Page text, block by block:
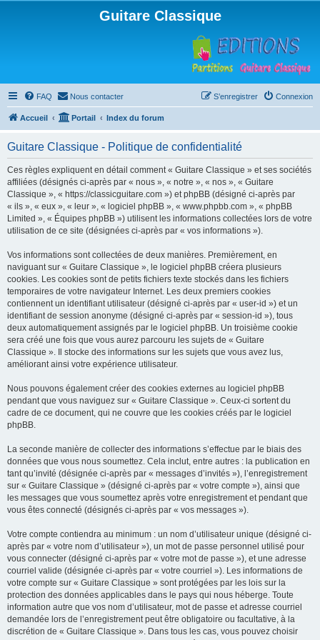
Guitare Classique
FAQ Nous contacter Connexion
S’enregistrer
Accueil Portail Index du forum
Guitare Classique - Politique de confidentialité
Ces règles expliquent en détail comment « Guitare Classique » et ses sociétés
affiliées (désignés ci-après par « nous », « notre », « nos », « Guitare
Classique », « https://classicguitare.com ») et phpBB (désigné ci-après par
« ils », « eux », « leur », « logiciel phpBB », « www.phpbb.com », « phpBB
Limited », « Équipes phpBB ») utilisent les informations collectées lors de votre
utilisation de ce site (désignées ci-après par « vos informations »).
Vos informations sont collectées de deux manières. Premièrement, en
naviguant sur « Guitare Classique », le logiciel phpBB créera plusieurs
cookies. Les cookies sont de petits fichiers texte stockés dans les fichiers
temporaires de votre navigateur Internet. Les deux premiers cookies
contiennent un identifiant utilisateur (désigné ci-après par « user-id ») et un
identifiant de session anonyme (désigné ci-après par « session-id »), tous
deux automatiquement assignés par le logiciel phpBB. Un troisième cookie
sera créé une fois que vous aurez parcouru les sujets de « Guitare
Classique ». Il stocke des informations sur les sujets que vous avez lus,
améliorant ainsi votre expérience utilisateur.
Nous pouvons également créer des cookies externes au logiciel phpBB
pendant que vous naviguez sur « Guitare Classique ». Ceux-ci sortent du
cadre de ce document, qui ne couvre que les cookies créés par le logiciel
phpBB.
La seconde manière de collecter des informations s’effectue par le biais des
données que vous nous soumettez. Cela inclut, entre autres : la publication en
tant qu’invité (désignée ci-après par « messages d’invités »), l’enregistrement
sur « Guitare Classique » (désigné ci-après par « votre compte »), ainsi que
les messages que vous soumettez après votre enregistrement et pendant que
vous êtes connecté (désignés ci-après par « vos messages »).
Votre compte contiendra au minimum : un nom d’utilisateur unique (désigné ci-
après par « votre nom d’utilisateur »), un mot de passe personnel utilisé pour
vous connecter (désigné ci-après par « votre mot de passe »), et une adresse
courriel valide (désignée ci-après par « votre courriel »). Les informations de
votre compte sur « Guitare Classique » sont protégées par les lois sur la
protection des données applicables dans le pays qui nous héberge. Toute
information autre que vos nom d’utilisateur, mot de passe et adresse courriel
demandée lors de l’enregistrement peut être obligatoire ou facultative, à la
discrétion de « Guitare Classique ». Dans tous les cas, vous pouvez choisir